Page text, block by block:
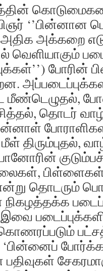
‘’பின்னான
அதிக அக்கறை
போரின்
மீண்டெழுதல்,
தொடர்
திரும்புதல்,
என்று தொடரும்
இவை